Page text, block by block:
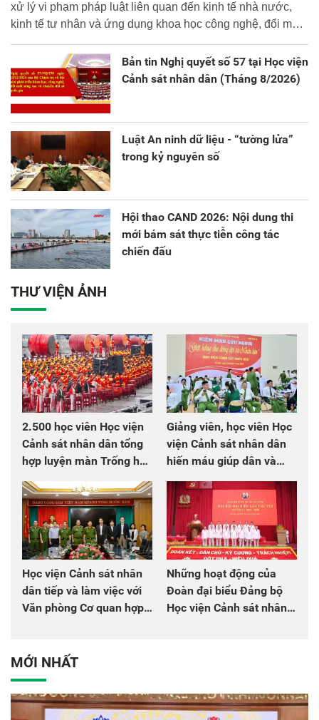
xử lý vi phạm pháp luật liên quan đến kinh tế nhà nước,
kinh tế tư nhân và ứng dụng khoa học công nghệ, đổi mới
Bản tin Nghị quyết số 57 tại Học viện
Cảnh sát nhân dân (Tháng 8/2026)
Luật An ninh dữ liệu - “tường lửa”
trong kỷ nguyên số
Hội thao CAND 2026: Nội dung thi
mới bám sát thực tiễn công tác
chiến đấu
THƯ VIỆN ẢNH
2.500 học viên Học viện
Cảnh sát nhân dân tổng
hợp luyện màn Trống hội
chào mừng Đại hội Đảng
Giảng viên, học viên Học
viện Cảnh sát nhân dân
hiến máu giúp dân và
đồng đội
Học viện Cảnh sát nhân
dân tiếp và làm việc với
Văn phòng Cơ quan hợp
Những hoạt động của
Đoàn đại biểu Đảng bộ
Học viện Cảnh sát nhân
MỚI NHẤT